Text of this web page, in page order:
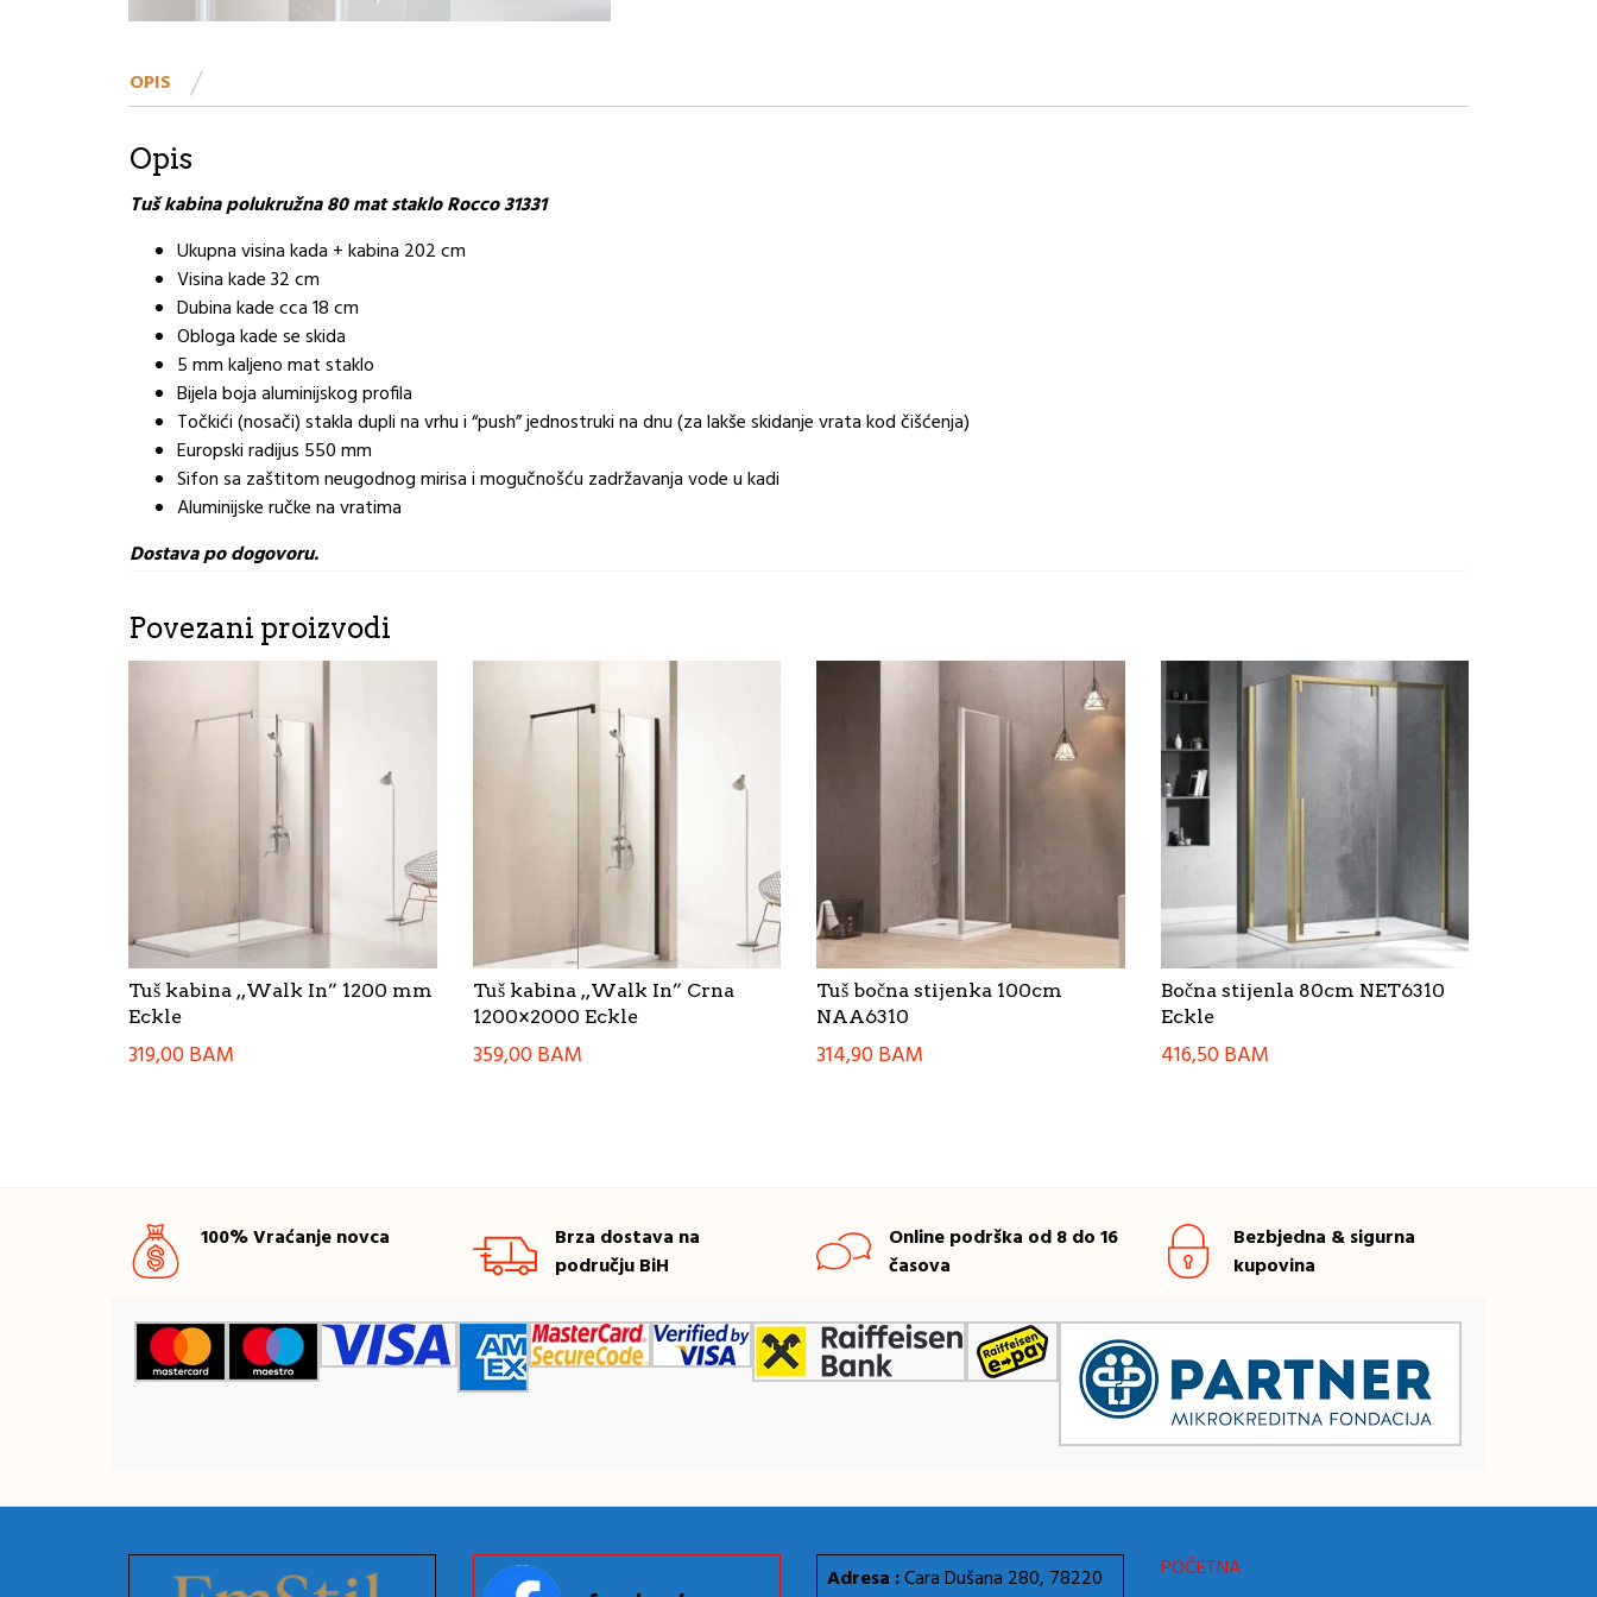
OPIS
Opis
Tuš kabina polukružna 80 mat staklo Rocco 31331
Ukupna visina kada + kabina 202 cm
Visina kade 32 cm
Dubina kade cca 18 cm
Obloga kade se skida
5 mm kaljeno mat staklo
Bijela boja aluminijskog profila
Točkići (nosači) stakla dupli na vrhu i “push” jednostruki na dnu (za lakše skidanje vrata kod čišćenja)
Europski radijus 550 mm
Sifon sa zaštitom neugodnog mirisa i mogučnošću zadržavanja vode u kadi
Aluminijske ručke na vratima
Dostava po dogovoru.
Povezani proizvodi
Tuš kabina ,,Walk In” 1200 mm
Eckle
319,00BAM
Tuš kabina ,,Walk In” Crna
1200×2000 Eckle
359,00BAM
Tuš bočna stijenka 100cm
NAA6310
314,90BAM
Bočna stijenla 80cm NET6310
Eckle
416,50BAM
100% Vraćanje novca
Brza dostava na
području BiH
Online podrška od 8 do 16
časova
Bezbjedna & sigurna
kupovina
Adresa :Cara Dušana 280, 78220
POČETNA